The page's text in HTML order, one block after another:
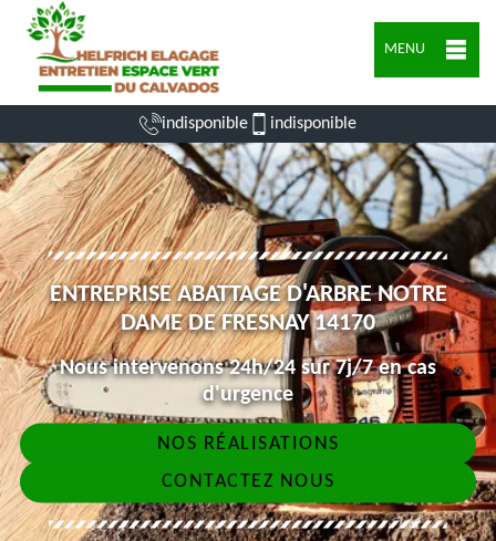
MENU
indisponible indisponible
ENTREPRISE ABATTAGE D'ARBRE NOTRE
DAME DE FRESNAY 14170
Nous intervenons 24h/24 sur 7j/7 en cas
d'urgence
NOS RÉALISATIONS
CONTACTEZ NOUS